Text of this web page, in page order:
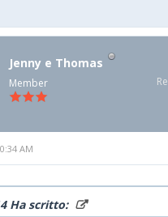
Jenny e Thomas
Member
AM
Ha scritto: